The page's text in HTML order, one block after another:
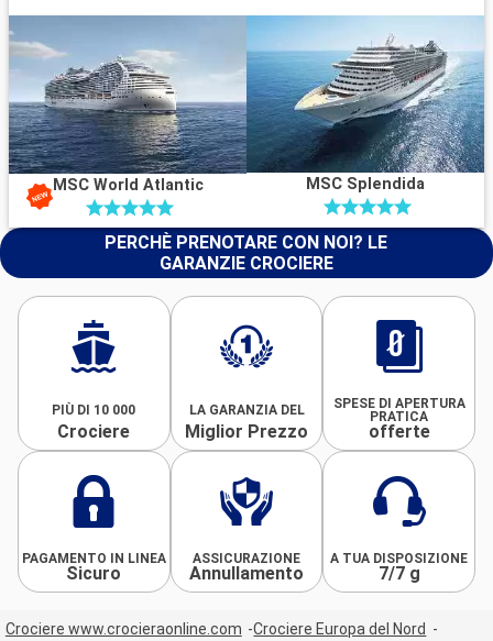
MSC World Atlantic MSC Splendida
PERCHÈ PRENOTARE CON NOI? LE
GARANZIE CROCIERE
PIÙ DI 10 000
Crociere
LA GARANZIA DEL
Miglior Prezzo
SPESE DI APERTURA
PRATICA
offerte
PAGAMENTO IN LINEA
Sicuro
ASSICURAZIONE
Annullamento
A TUA DISPOSIZIONE
7/7 g
Crociere www.crocieraonline.com
Crociere Europa del Nord